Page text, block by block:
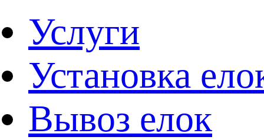
Услуги
Установка
Вывоз елок